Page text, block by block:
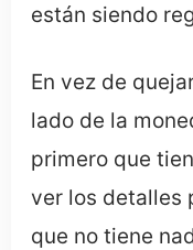
están siendo
En vez de
lado de la
primero que
ver los detalles
que no tiene